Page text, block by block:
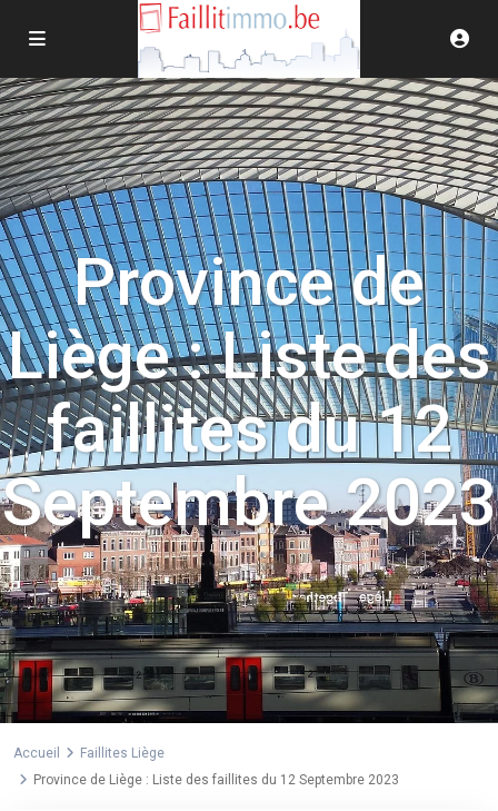
Province de
Liège : Liste des
faillites du 12
Septembre 2023
Accueil
Faillites Liège
Province de Liège : Liste des faillites du 12 Septembre 2023